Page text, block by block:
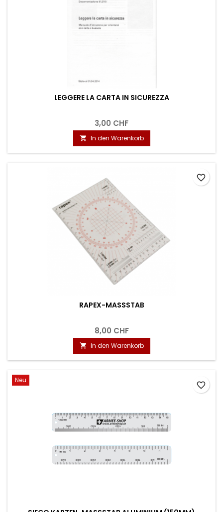
LEGGERE LA CARTA IN SICUREZZA
3,00 CHF
 In den Warenkorb
RAPEX-MASSSTAB
8,00 CHF
 In den Warenkorb
favorite_border
Neu
favorite_border